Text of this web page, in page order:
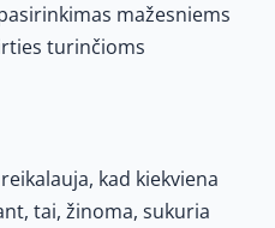
mažesniems
turinčioms
kad kiekviena
tai, žinoma, sukuria